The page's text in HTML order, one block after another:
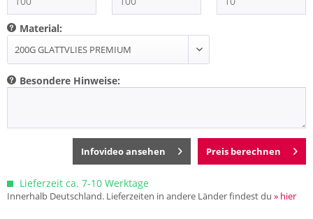
Material:
Besondere Hinweise:
Preis berechnen
Infovideo ansehen
Lieferzeit ca. 7-10 Werktage
Innerhalb Deutschland. Lieferzeiten in andere Länder findest du » hier